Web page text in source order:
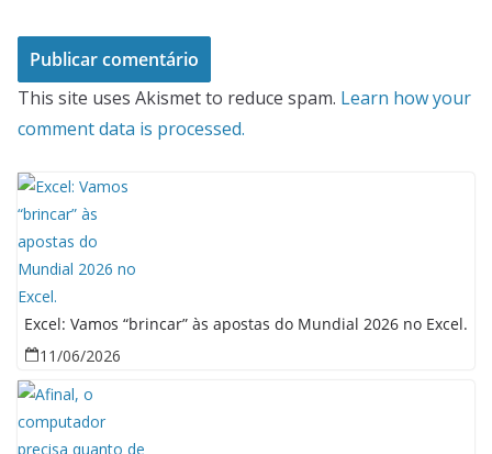
This site uses Akismet to reduce spam. Learn how your
comment data is processed.
Excel: Vamos “brincar” às apostas do Mundial 2026 no Excel.
11/06/2026